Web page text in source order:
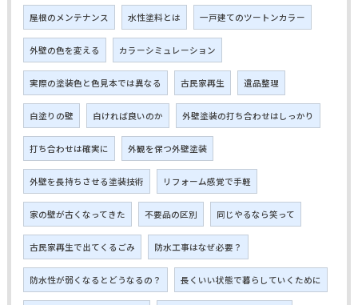
屋根のメンテナンス 水性塗料とは 一戸建てのツートンカラー
外壁の色を変える カラーシミュレーション
実際の塗装色と色見本では異なる 古民家再生 遺品整理
白塗りの壁 白ければ良いのか 外壁塗装の打ち合わせはしっかり
打ち合わせは確実に 外観を保つ外壁塗装
外壁を長持ちさせる塗装技術 リフォーム感覚で手軽
家の壁が古くなってきた 不要品の区別 同じやるなら笑って
古民家再生で出てくるごみ 防水工事はなぜ必要？
防水性が弱くなるとどうなるの？ 長くいい状態で暮らしていくために